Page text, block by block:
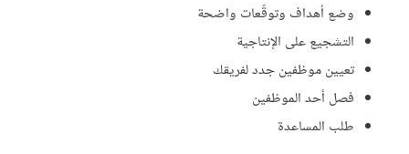
وضع أهداف وتوقّعات واضحة
التشجيع على الإنتاجية
تعيين موظفين جدد لفريقك
فصل أحد الموظفين
طلب المساعدة